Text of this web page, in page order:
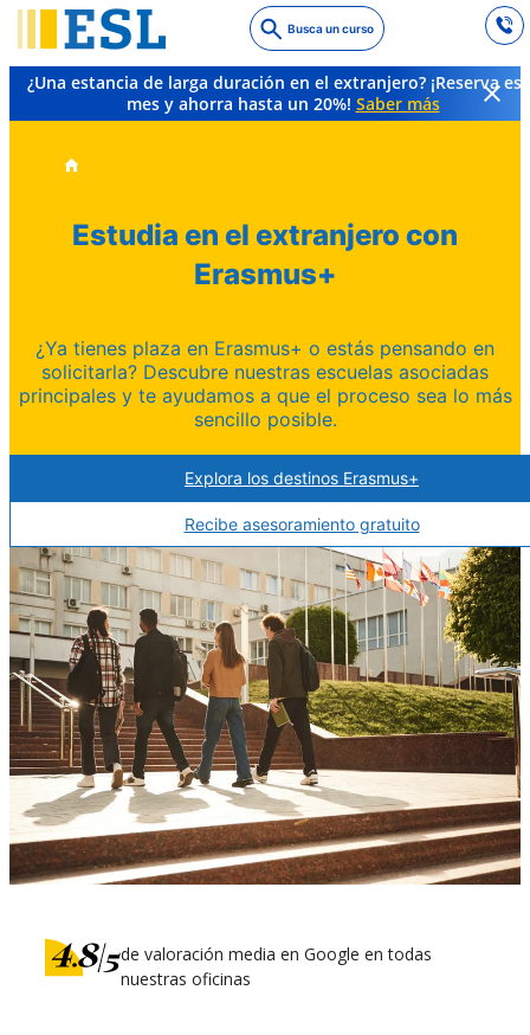
to
main
content
Busca un curso
¿Una estancia de larga duración en el extranjero? ¡Reserva
mes y ahorra hasta un 20%! Saber más
Estudia en el extranjero con
Erasmus+
¿Ya tienes plaza en Erasmus+ o estás pensando en
solicitarla? Descubre nuestras escuelas asociadas
principales y te ayudamos a que el proceso sea lo más
sencillo posible.
Explora los destinos Erasmus+
Recibe asesoramiento gratuito
de valoración media en Google en todas
nuestras oficinas